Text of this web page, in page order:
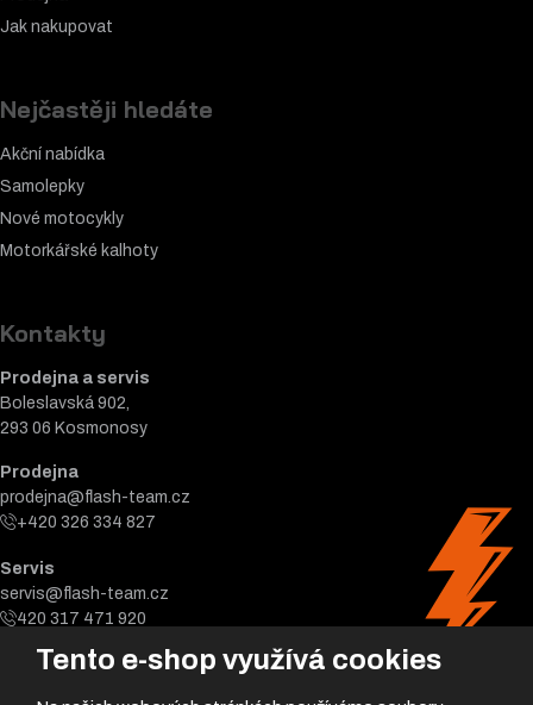
Tento e-shop využívá cookies
Jak nakupovat
Nejčastěji hledáte
Akční nabídka
Samolepky
Nové motocykly
Motorkářské kalhoty
Kontakty
Prodejna a servis
Boleslavská 902,
293 06 Kosmonosy
Prodejna
prodejna@flash-team.cz
+420 326 334 827
Servis
servis@flash-team.cz
420 317 471 920